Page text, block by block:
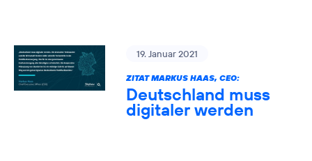
19. Januar 2021
ZITAT MARKUS HAAS, CEO:
Deutschland muss
digitaler werden